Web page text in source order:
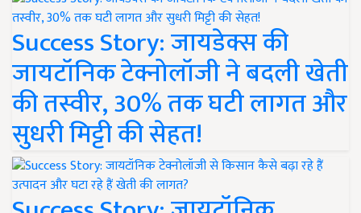
Success Story: जायडेक्स की
जायटॉनिक टेक्नोलॉजी ने बदली खेती
की तस्वीर, 30% तक घटी लागत और
सुधरी मिट्टी की सेहत!